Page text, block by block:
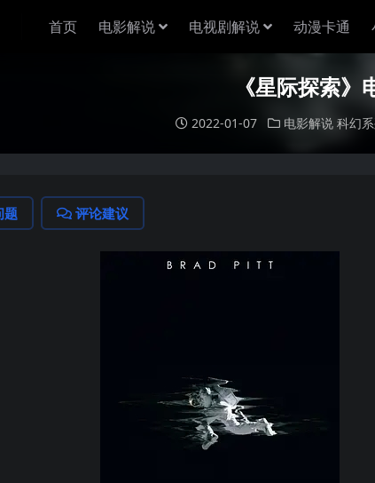
首页 电影解说 电视剧解说 动漫卡通
《星际探索
2022-01-07 电影解说 科幻
题 评论建议